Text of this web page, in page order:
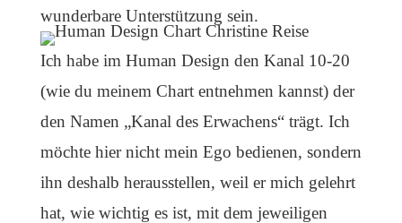
wunderbare Unterstützung sein.
Ich habe im Human Design den Kanal 10-20
(wie du meinem Chart entnehmen kannst) der
den Namen „Kanal des Erwachens“ trägt. Ich
möchte hier nicht mein Ego bedienen, sondern
ihn deshalb herausstellen, weil er mich gelehrt
hat, wie wichtig es ist, mit dem jeweiligen